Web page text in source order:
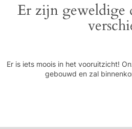
Er zijn geweldige
Er is iets moois in het vooruitzicht!
gebouwd en zal